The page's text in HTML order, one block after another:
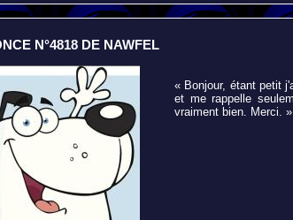
N°4818 DE NAWFEL
« Bonjour, étant petit
et me rappelle
vraiment bien. Merci. »